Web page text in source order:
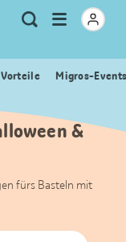
Meta
Navigation
Suche
Menu
öffnen
Migros-
&
fürs Basteln mit